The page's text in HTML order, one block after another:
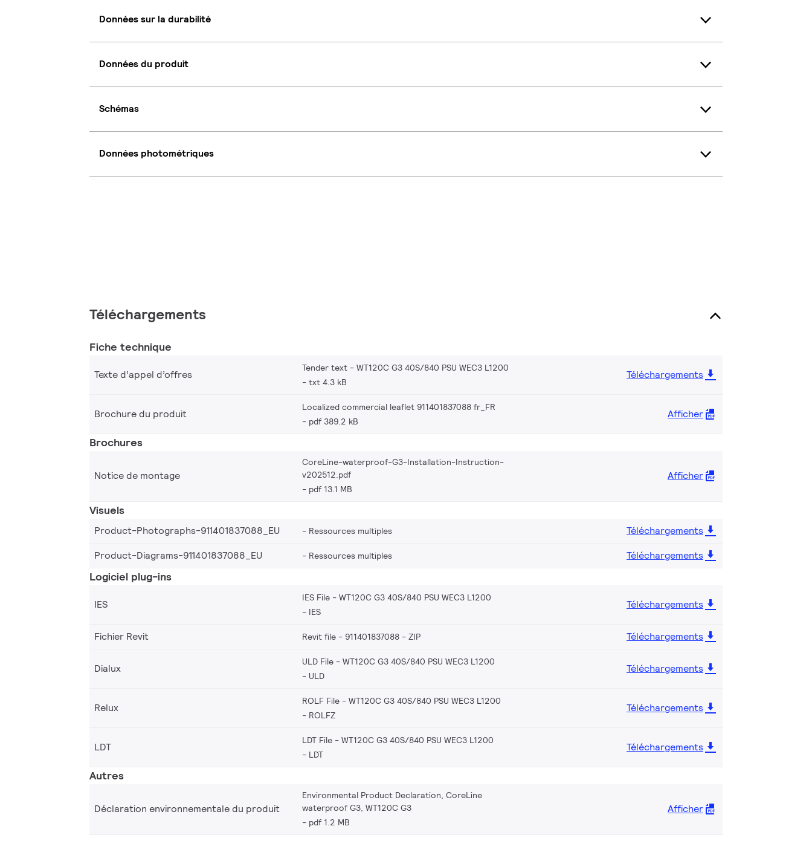
Données sur la durabilité
Données du produit
Schémas
Données photométriques
Téléchargements
Fiche technique
Texte d’appel d’offres
Tender text - WT120C G3 40S/840 PSU WEC3 L1200
txt 4.3 kB
Téléchargements
Brochure du produit
Localized commercial leaflet 911401837088 fr_FR
pdf 389.2 kB
Afficher
Brochures
Notice de montage
CoreLine-waterproof-G3-Installation-Instruction-
v202512.pdf
pdf 13.1 MB
Afficher
Visuels
Product-Photographs-911401837088_EU Ressources multiples
Téléchargements
Product-Diagrams-911401837088_EU
Ressources multiples Téléchargements
Logiciel plug-ins
IES
IES File - WT120C G3 40S/840 PSU WEC3 L1200
IES
Téléchargements
Fichier Revit Revit file - 911401837088 ZIP Téléchargements
Dialux
ULD File - WT120C G3 40S/840 PSU WEC3 L1200
ULD
Téléchargements
Relux
ROLF File - WT120C G3 40S/840 PSU WEC3 L1200
ROLFZ
Téléchargements
LDT
LDT File - WT120C G3 40S/840 PSU WEC3 L1200
LDT
Téléchargements
Autres
Déclaration environnementale du produit
Environmental Product Declaration, CoreLine
waterproof G3, WT120C G3
pdf 1.2 MB
Afficher